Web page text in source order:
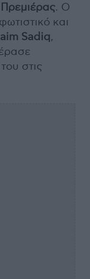
. Ο
και
Sadiq,
στις